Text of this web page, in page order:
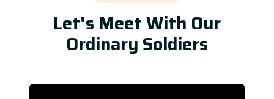
Let's Meet With Our
Ordinary Soldiers